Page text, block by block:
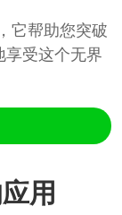
它帮助您突破
受这个无界
用